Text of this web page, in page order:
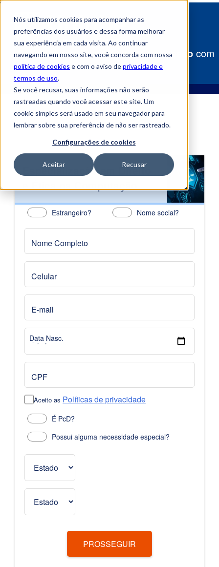
Nós utilizamos cookies para acompanhar as
preferências dos usuários e dessa forma melhorar
sua experiência em cada visita. Ao continuar
navegando em nosso site, você concorda com nossa
política de cookies e com o aviso deprivacidade e
termos de uso.
Se você recusar, suas informações não serão
rastreadas quando você acessar este site. Um
cookie simples será usado em seu navegador para
lembrar sobre sua preferência de não ser rastreado.
Configurações de cookies
Aceitar Recusar
Construaseu caminho para o sucesso com
a Uniube!
Especialização em Direito
e Ética na Computação
Estrangeiro? Nome social?
Nome Completo
Celular
E-mail
Data Nasc.
CPF
Aceito as Políticas de privacidade
É PcD?
Possui alguma necessidade especial?
PROSSEGUIR